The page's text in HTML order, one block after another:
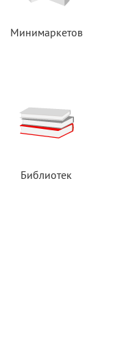
Минимаркетов
Библиотек